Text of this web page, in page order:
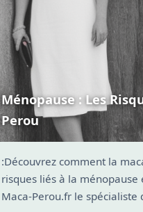
Ménopause : Les
Perou
:Découvrez comment la
risques liés à la
Maca-Perou.fr le spécialiste